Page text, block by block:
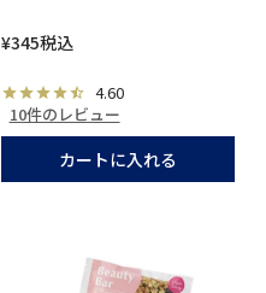
¥345税込
4.60
10件のレビュー
カートに入れる